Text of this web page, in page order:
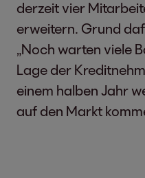
derzeit vier
erweitern. Grund
„Noch warten viele
Lage der
einem halben Jahr
auf den Markt